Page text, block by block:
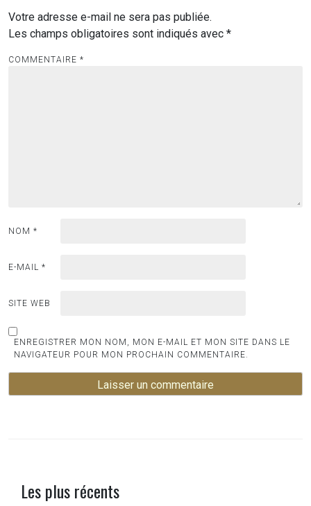
Votre adresse e-mail ne sera pas publiée.
Les champs obligatoires sont indiqués avec *
COMMENTAIRE *
NOM *
E-MAIL *
SITE WEB
ENREGISTRER MON NOM, MON E-MAIL ET MON SITE DANS LE
NAVIGATEUR POUR MON PROCHAIN COMMENTAIRE.
Les plus récents